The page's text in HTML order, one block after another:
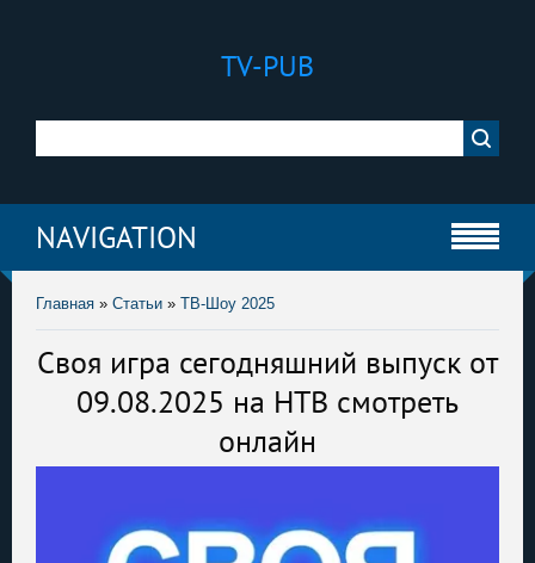
TV-PUB
NAVIGATION
Главная » Статьи » ТВ-Шоу 2025
Своя игра сегодняшний выпуск от
09.08.2025 на НТВ смотреть
онлайн